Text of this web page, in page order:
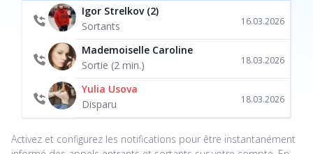
Igor Strelkov (2)
16.03.2026
Sortants
Mademoiselle Caroline
18.03.2026
Sortie (2 min.)
Yulia Usova
18.03.2026
Disparu
Activez et configurez les notifications pour être instantanément